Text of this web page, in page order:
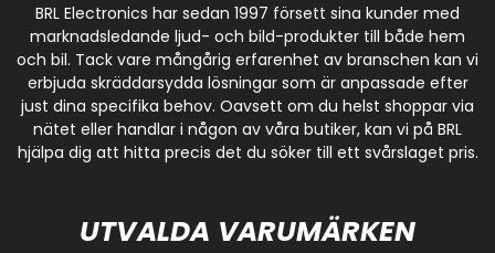
BRL Electronics har sedan 1997 försett sina kunder med
marknadsledande ljud- och bild-produkter till både hem
och bil. Tack vare mångårig erfarenhet av branschen kan vi
erbjuda skräddarsydda lösningar som är anpassade efter
just dina specifika behov. Oavsett om du helst shoppar via
nätet eller handlar i någon av våra butiker, kan vi på BRL
hjälpa dig att hitta precis det du söker till ett svårslaget pris.
UTVALDA VARUMÄRKEN